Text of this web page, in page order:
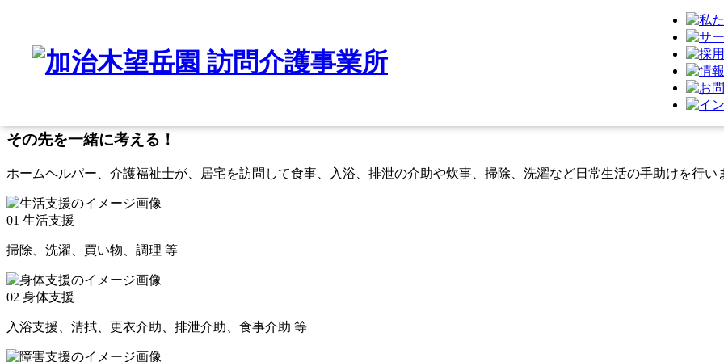
Service
その先を一緒に考える！
ホームヘルパー、介護福祉士が、居宅を訪問して食事、入浴、排泄の介助や炊事、掃除、洗濯など日常生活の手助けを行い
01 生活支援
掃除、洗濯、買い物、調理 等
02 身体支援
入浴支援、清拭、更衣介助、排泄介助、食事介助 等